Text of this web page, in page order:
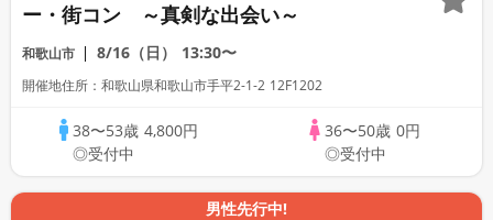
ー・街コン ～真剣な出会い～
和歌山市 8/16（日） 13:30〜
開催地住所：和歌山県和歌山市手平2-1-2 12F1202
38〜53歳 4,800円
◎受付中
36〜50歳 0円
◎受付中
男性先行中!